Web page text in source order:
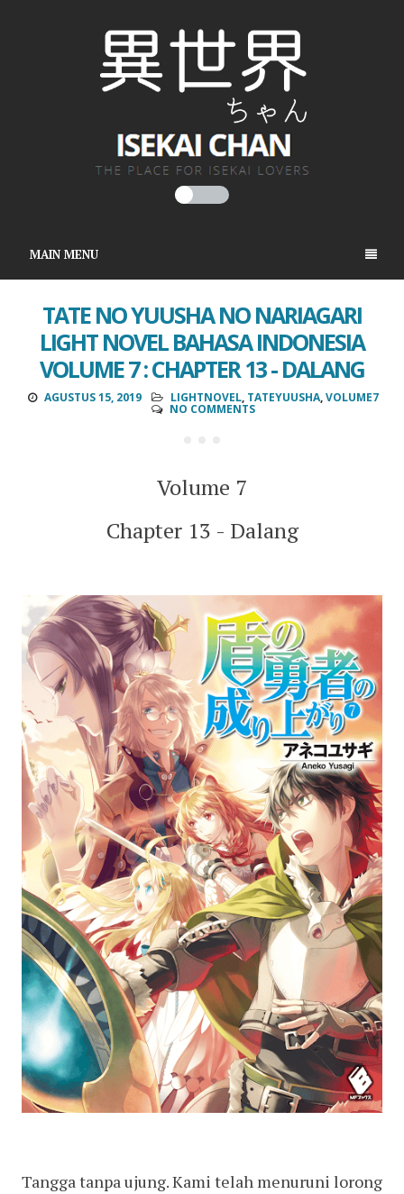
MAIN MENU
TATE NO YUUSHA NO NARIAGARI
LIGHT NOVEL BAHASA INDONESIA
VOLUME 7 : CHAPTER 13 - DALANG
AGUSTUS 15, 2019 LIGHTNOVEL, TATEYUUSHA,VOLUME7
NO COMMENTS
Volume 7
Chapter 13 - Dalang
Tangga tanpa ujung. Kami telah menuruni lorong